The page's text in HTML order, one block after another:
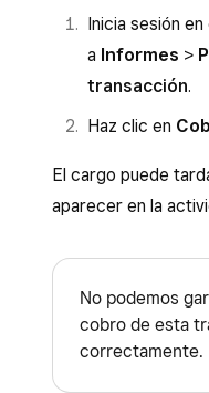
Inicia sesión
a Informes >
transacción.
Haz clic en
El cargo puede
aparecer en la
No podemos
cobro de esta
correctamente.